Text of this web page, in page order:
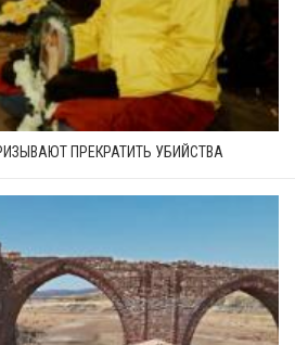
ПРЕКРАТИТЬ УБИЙСТВА